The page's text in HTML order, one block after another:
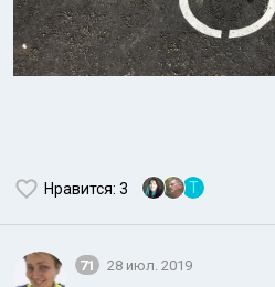
Нравится: 3 Т
71 28 июл. 2019